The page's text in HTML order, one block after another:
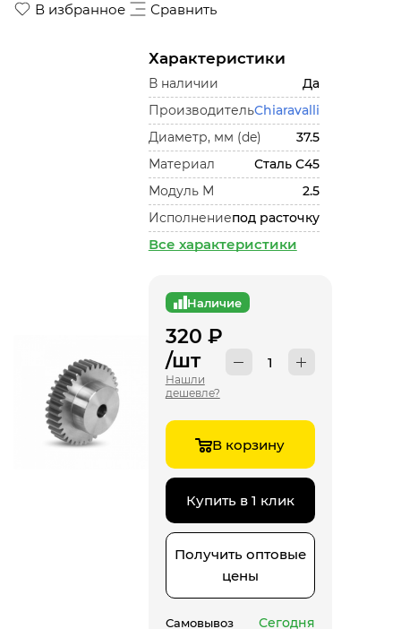
В избранное Сравнить
Характеристики
В наличии
Да
ПроизводительChiaravalli
Диаметр, мм (de)
37.5
Материал
Сталь С45
Модуль М
2.5
Исполнениепод расточку
Все характеристики
Наличие
320 ₽
/шт
Нашли
дешевле?
В корзину
Купить в 1 клик
Получить оптовые
цены
Самовывоз Сегодня